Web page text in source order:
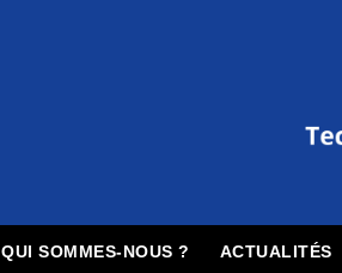
QUI SOMMES-NOUS ? ACTUALITÉS